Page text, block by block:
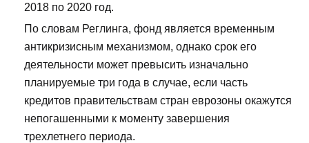
2018 по 2020 год.
По словам Реглинга, фонд является временным
антикризисным механизмом, однако срок его
деятельности может превысить изначально
планируемые три года в случае, если часть
кредитов правительствам стран еврозоны окажутся
непогашенными к моменту завершения
трехлетнего периода.